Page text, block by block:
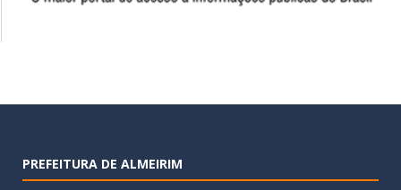
PREFEITURA DE ALMEIRIM